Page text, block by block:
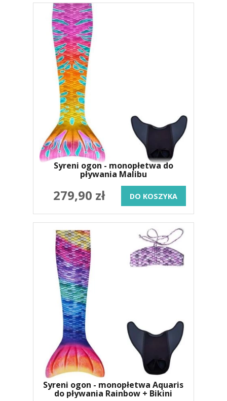
Syreni ogon - monopłetwa do
pływania Malibu
279,90 zł DO KOSZYKA
Syreni ogon - monopłetwa Aquaris
do pływania Rainbow + Bikini